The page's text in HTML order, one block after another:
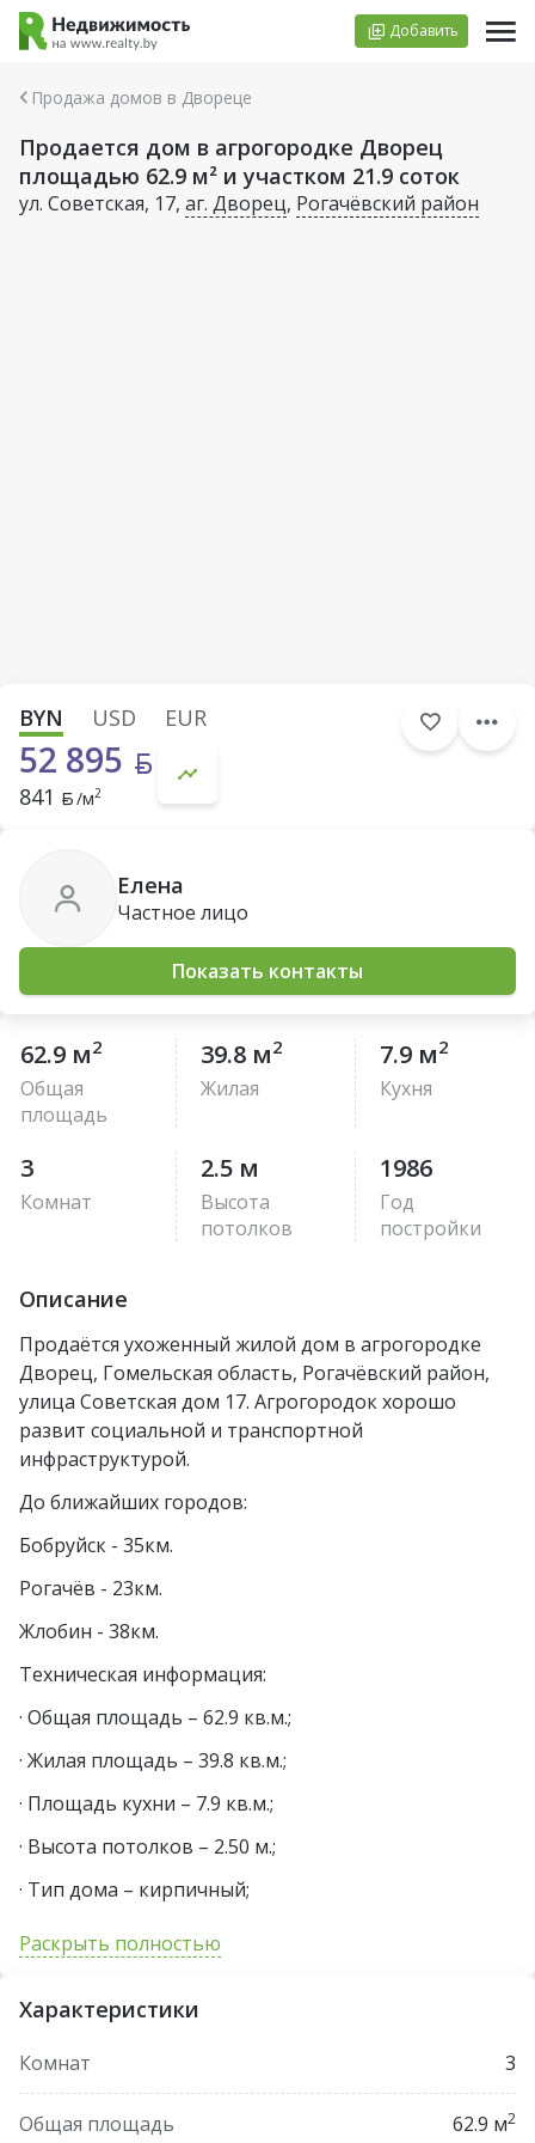
Добавить
Продажа домов в Двореце
Продается дом в агрогородке Дворец
площадью 62.9 м² и участком 21.9 соток
ул. Советская, 17, аг. Дворец, Рогачёвский район
62.9 м2
Общая
площадь
39.8 м2
Жилая
7.9 м2
Кухня
3
Комнат
2.5 м
Высота
потолков
1986
Год
постройки
Описание
Продаётся ухоженный жилой дом в агрогородке
Дворец, Гомельская область, Рогачёвский район,
улица Советская дом 17. Агрогородок хорошо
развит социальной и транспортной
инфраструктурой.
До ближайших городов:
Бобруйск - 35км.
Рогачёв - 23км.
Жлобин - 38км.
Техническая информация:
· Общая площадь – 62.9 кв.м.;
· Жилая площадь – 39.8 кв.м.;
· Площадь кухни – 7.9 кв.м.;
· Высота потолков – 2.50 м.;
· Тип дома – кирпичный;
· Крыша – шифер;
Дом готов к проживанию, на участке расположен
подходит для тех, кто ведет или планирует вести
калиткой, отличные подъездные пути.
Раскрыть полностью
Характеристики
Комнат 3
Общая площадь 62.9 м2
BYN USD EUR
52 895
841 /м2
Елена
Частное лицо
Показать контакты